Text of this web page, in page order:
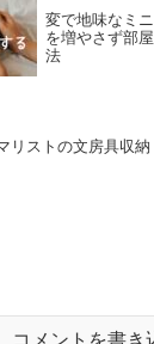
変で地味なミ
を増やさず部
法
リストの文房具収納
コメントを書き